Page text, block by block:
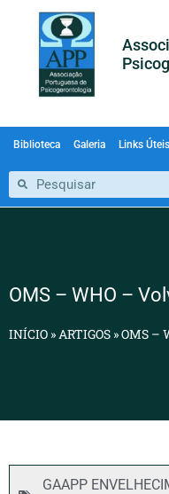
Biblioteca Galeria Links Úteis
OMS – WHO –
INÍCIO »ARTIGOS »OMS –
GAAPP